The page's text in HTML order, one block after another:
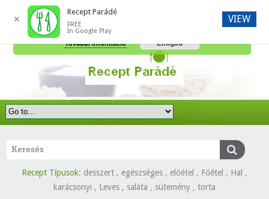
Recept Típusok: desszert , egészséges , előétel , Főétel , Hal ,
karácsonyi , Leves , saláta , sütemény , torta
A honlap további használatához a sütik használatát el kell fogadni.
További információ
Elfogad
✕
Recept Parádé
FREE
In Google Play
VIEW